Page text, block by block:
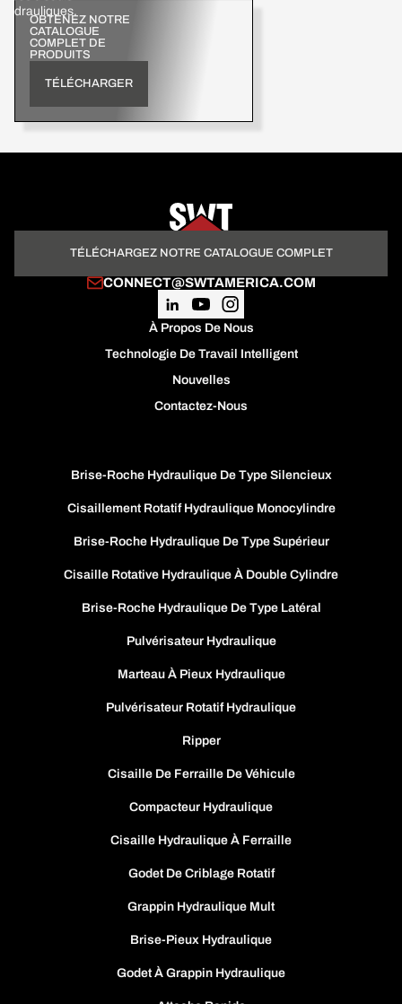
OBTENEZ NOTRE
CATALOGUE
COMPLET DE
PRODUITS
TÉLÉCHARGER
TÉLÉCHARGEZ NOTRE CATALOGUE COMPLET
CONNECT@SWTAMERICA.COM
À Propos De Nous
Technologie De Travail Intelligent
Nouvelles
Contactez-Nous
Brise-Roche Hydraulique De Type Silencieux
Cisaillement Rotatif Hydraulique Monocylindre
Brise-Roche Hydraulique De Type Supérieur
Cisaille Rotative Hydraulique À Double Cylindre
Brise-Roche Hydraulique De Type Latéral
Pulvérisateur Hydraulique
Marteau À Pieux Hydraulique
Pulvérisateur Rotatif Hydraulique
Ripper
Cisaille De Ferraille De Véhicule
Compacteur Hydraulique
Cisaille Hydraulique À Ferraille
Godet De Criblage Rotatif
Grappin Hydraulique Mult
Brise-Pieux Hydraulique
Godet À Grappin Hydraulique